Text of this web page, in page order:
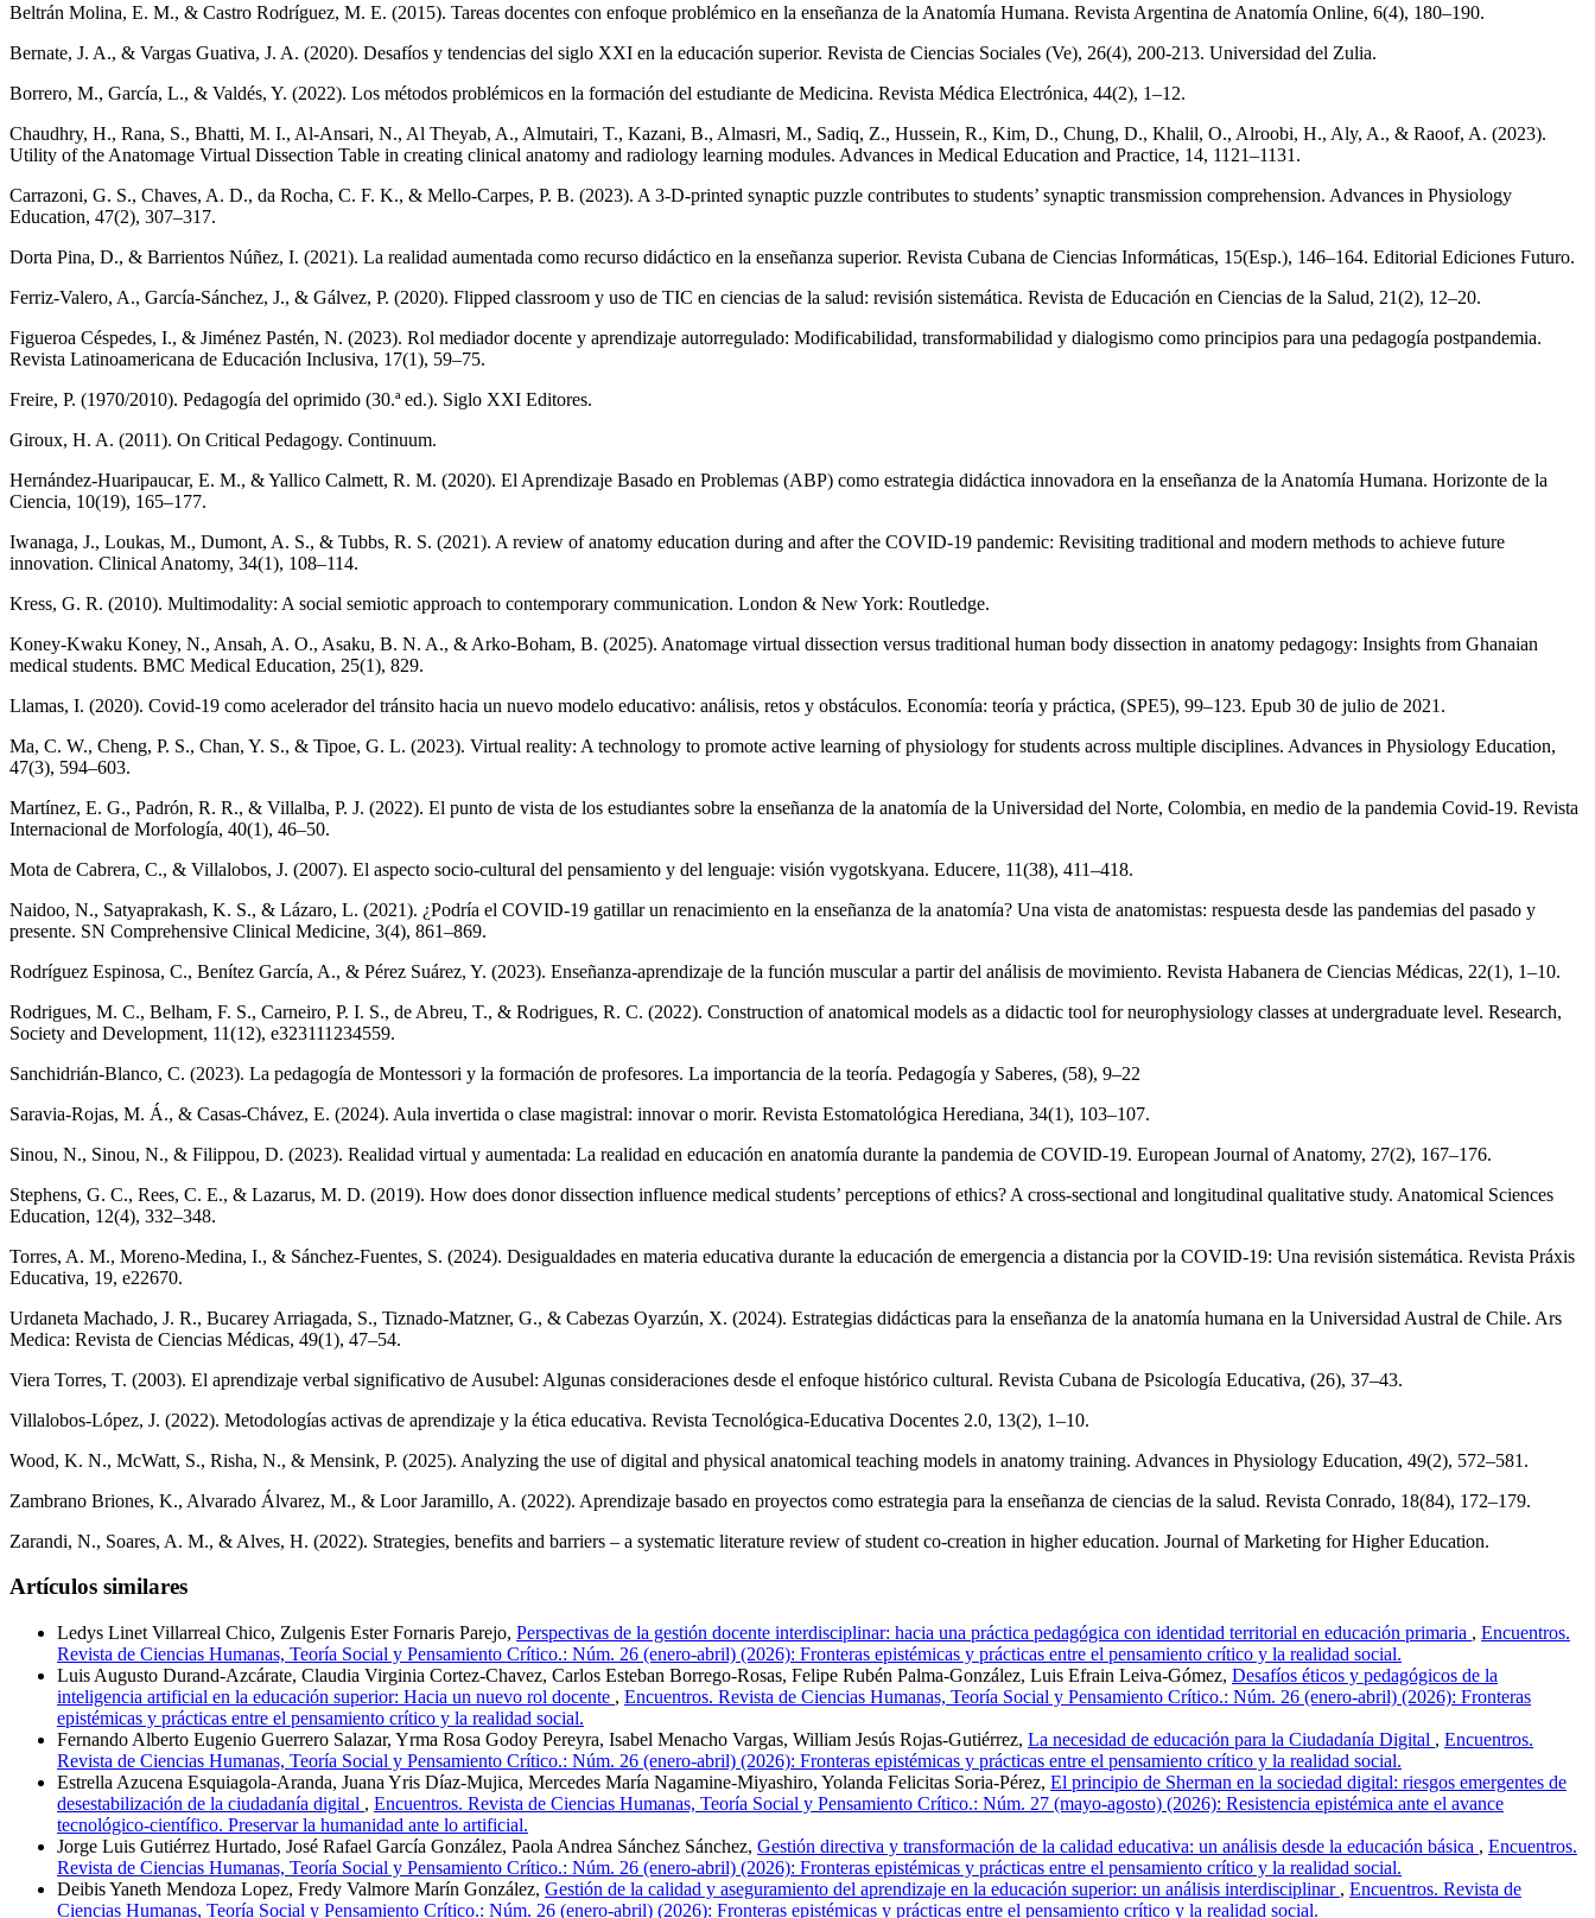
Beltrán Molina, E. M., & Castro Rodríguez, M. E. (2015). Tareas docentes con enfoque problémico en la enseñanza de la Anatomía Humana. Revista Argentina de Anatomía Online, 6(4), 180–190.
Bernate, J. A., & Vargas Guativa, J. A. (2020). Desafíos y tendencias del siglo XXI en la educación superior. Revista de Ciencias Sociales (Ve), 26(4), 200-213. Universidad del Zulia.
Borrero, M., García, L., & Valdés, Y. (2022). Los métodos problémicos en la formación del estudiante de Medicina. Revista Médica Electrónica, 44(2), 1–12.
Chaudhry, H., Rana, S., Bhatti, M. I., Al-Ansari, N., Al Theyab, A., Almutairi, T., Kazani, B., Almasri, M., Sadiq, Z., Hussein, R., Kim, D., Chung, D., Khalil, O., Alroobi, H., Aly, A., & Raoof, A. (2023).
Utility of the Anatomage Virtual Dissection Table in creating clinical anatomy and radiology learning modules. Advances in Medical Education and Practice, 14, 1121–1131.
Carrazoni, G. S., Chaves, A. D., da Rocha, C. F. K., & Mello-Carpes, P. B. (2023). A 3-D-printed synaptic puzzle contributes to students’ synaptic transmission comprehension. Advances in Physiology
Education, 47(2), 307–317.
Dorta Pina, D., & Barrientos Núñez, I. (2021). La realidad aumentada como recurso didáctico en la enseñanza superior. Revista Cubana de Ciencias Informáticas, 15(Esp.), 146–164. Editorial Ediciones Futuro.
Ferriz-Valero, A., García-Sánchez, J., & Gálvez, P. (2020). Flipped classroom y uso de TIC en ciencias de la salud: revisión sistemática. Revista de Educación en Ciencias de la Salud, 21(2), 12–20.
Figueroa Céspedes, I., & Jiménez Pastén, N. (2023). Rol mediador docente y aprendizaje autorregulado: Modificabilidad, transformabilidad y dialogismo como principios para una pedagogía postpandemia.
Revista Latinoamericana de Educación Inclusiva, 17(1), 59–75.
Freire, P. (1970/2010). Pedagogía del oprimido (30.ª ed.). Siglo XXI Editores.
Giroux, H. A. (2011). On Critical Pedagogy. Continuum.
Hernández-Huaripaucar, E. M., & Yallico Calmett, R. M. (2020). El Aprendizaje Basado en Problemas (ABP) como estrategia didáctica innovadora en la enseñanza de la Anatomía Humana. Horizonte de la
Ciencia, 10(19), 165–177.
Iwanaga, J., Loukas, M., Dumont, A. S., & Tubbs, R. S. (2021). A review of anatomy education during and after the COVID-19 pandemic: Revisiting traditional and modern methods to achieve future
innovation. Clinical Anatomy, 34(1), 108–114.
Kress, G. R. (2010). Multimodality: A social semiotic approach to contemporary communication. London & New York: Routledge.
Koney-Kwaku Koney, N., Ansah, A. O., Asaku, B. N. A., & Arko-Boham, B. (2025). Anatomage virtual dissection versus traditional human body dissection in anatomy pedagogy: Insights from Ghanaian
medical students. BMC Medical Education, 25(1), 829.
Llamas, I. (2020). Covid-19 como acelerador del tránsito hacia un nuevo modelo educativo: análisis, retos y obstáculos. Economía: teoría y práctica, (SPE5), 99–123. Epub 30 de julio de 2021.
Ma, C. W., Cheng, P. S., Chan, Y. S., & Tipoe, G. L. (2023). Virtual reality: A technology to promote active learning of physiology for students across multiple disciplines. Advances in Physiology Education,
47(3), 594–603.
Martínez, E. G., Padrón, R. R., & Villalba, P. J. (2022). El punto de vista de los estudiantes sobre la enseñanza de la anatomía de la Universidad del Norte, Colombia, en medio de la pandemia Covid-19. Revista
Internacional de Morfología, 40(1), 46–50.
Mota de Cabrera, C., & Villalobos, J. (2007). El aspecto socio-cultural del pensamiento y del lenguaje: visión vygotskyana. Educere, 11(38), 411–418.
Naidoo, N., Satyaprakash, K. S., & Lázaro, L. (2021). ¿Podría el COVID-19 gatillar un renacimiento en la enseñanza de la anatomía? Una vista de anatomistas: respuesta desde las pandemias del pasado y
presente. SN Comprehensive Clinical Medicine, 3(4), 861–869.
Rodríguez Espinosa, C., Benítez García, A., & Pérez Suárez, Y. (2023). Enseñanza-aprendizaje de la función muscular a partir del análisis de movimiento. Revista Habanera de Ciencias Médicas, 22(1), 1–10.
Rodrigues, M. C., Belham, F. S., Carneiro, P. I. S., de Abreu, T., & Rodrigues, R. C. (2022). Construction of anatomical models as a didactic tool for neurophysiology classes at undergraduate level. Research,
Society and Development, 11(12), e323111234559.
Sanchidrián-Blanco, C. (2023). La pedagogía de Montessori y la formación de profesores. La importancia de la teoría. Pedagogía y Saberes, (58), 9–22
Saravia-Rojas, M. Á., & Casas-Chávez, E. (2024). Aula invertida o clase magistral: innovar o morir. Revista Estomatológica Herediana, 34(1), 103–107.
Sinou, N., Sinou, N., & Filippou, D. (2023). Realidad virtual y aumentada: La realidad en educación en anatomía durante la pandemia de COVID-19. European Journal of Anatomy, 27(2), 167–176.
Stephens, G. C., Rees, C. E., & Lazarus, M. D. (2019). How does donor dissection influence medical students’ perceptions of ethics? A cross-sectional and longitudinal qualitative study. Anatomical Sciences
Education, 12(4), 332–348.
Torres, A. M., Moreno-Medina, I., & Sánchez-Fuentes, S. (2024). Desigualdades en materia educativa durante la educación de emergencia a distancia por la COVID-19: Una revisión sistemática. Revista Práxis
Educativa, 19, e22670.
Urdaneta Machado, J. R., Bucarey Arriagada, S., Tiznado-Matzner, G., & Cabezas Oyarzún, X. (2024). Estrategias didácticas para la enseñanza de la anatomía humana en la Universidad Austral de Chile. Ars
Medica: Revista de Ciencias Médicas, 49(1), 47–54.
Viera Torres, T. (2003). El aprendizaje verbal significativo de Ausubel: Algunas consideraciones desde el enfoque histórico cultural. Revista Cubana de Psicología Educativa, (26), 37–43.
Villalobos-López, J. (2022). Metodologías activas de aprendizaje y la ética educativa. Revista Tecnológica-Educativa Docentes 2.0, 13(2), 1–10.
Wood, K. N., McWatt, S., Risha, N., & Mensink, P. (2025). Analyzing the use of digital and physical anatomical teaching models in anatomy training. Advances in Physiology Education, 49(2), 572–581.
Zambrano Briones, K., Alvarado Álvarez, M., & Loor Jaramillo, A. (2022). Aprendizaje basado en proyectos como estrategia para la enseñanza de ciencias de la salud. Revista Conrado, 18(84), 172–179.
Zarandi, N., Soares, A. M., & Alves, H. (2022). Strategies, benefits and barriers – a systematic literature review of student co-creation in higher education. Journal of Marketing for Higher Education.
Artículos similares
Ledys Linet Villarreal Chico, Zulgenis Ester Fornaris Parejo, Perspectivas de la gestión docente interdisciplinar: hacia una práctica pedagógica con identidad territorial en educación primaria , Encuentros.
Revista de Ciencias Humanas, Teoría Social y Pensamiento Crítico.: Núm. 26 (enero-abril) (2026): Fronteras epistémicas y prácticas entre el pensamiento crítico y la realidad social.
Luis Augusto Durand-Azcárate, Claudia Virginia Cortez-Chavez, Carlos Esteban Borrego-Rosas, Felipe Rubén Palma-González, Luis Efrain Leiva-Gómez, Desafíos éticos y pedagógicos de la
inteligencia artificial en la educación superior: Hacia un nuevo rol docente , Encuentros. Revista de Ciencias Humanas, Teoría Social y Pensamiento Crítico.: Núm. 26 (enero-abril) (2026): Fronteras
epistémicas y prácticas entre el pensamiento crítico y la realidad social.
Fernando Alberto Eugenio Guerrero Salazar, Yrma Rosa Godoy Pereyra, Isabel Menacho Vargas, William Jesús Rojas-Gutiérrez, La necesidad de educación para la Ciudadanía Digital , Encuentros.
Revista de Ciencias Humanas, Teoría Social y Pensamiento Crítico.: Núm. 26 (enero-abril) (2026): Fronteras epistémicas y prácticas entre el pensamiento crítico y la realidad social.
Estrella Azucena Esquiagola-Aranda, Juana Yris Díaz-Mujica, Mercedes María Nagamine-Miyashiro, Yolanda Felicitas Soria-Pérez, El principio de Sherman en la sociedad digital: riesgos emergentes de
desestabilización de la ciudadanía digital , Encuentros. Revista de Ciencias Humanas, Teoría Social y Pensamiento Crítico.: Núm. 27 (mayo-agosto) (2026): Resistencia epistémica ante el avance
tecnológico-científico. Preservar la humanidad ante lo artificial.
Jorge Luis Gutiérrez Hurtado, José Rafael García González, Paola Andrea Sánchez Sánchez, Gestión directiva y transformación de la calidad educativa: un análisis desde la educación básica , Encuentros.
Revista de Ciencias Humanas, Teoría Social y Pensamiento Crítico.: Núm. 26 (enero-abril) (2026): Fronteras epistémicas y prácticas entre el pensamiento crítico y la realidad social.
Deibis Yaneth Mendoza Lopez, Fredy Valmore Marín González, Gestión de la calidad y aseguramiento del aprendizaje en la educación superior: un análisis interdisciplinar , Encuentros. Revista de
Ciencias Humanas, Teoría Social y Pensamiento Crítico.: Núm. 26 (enero-abril) (2026): Fronteras epistémicas y prácticas entre el pensamiento crítico y la realidad social.